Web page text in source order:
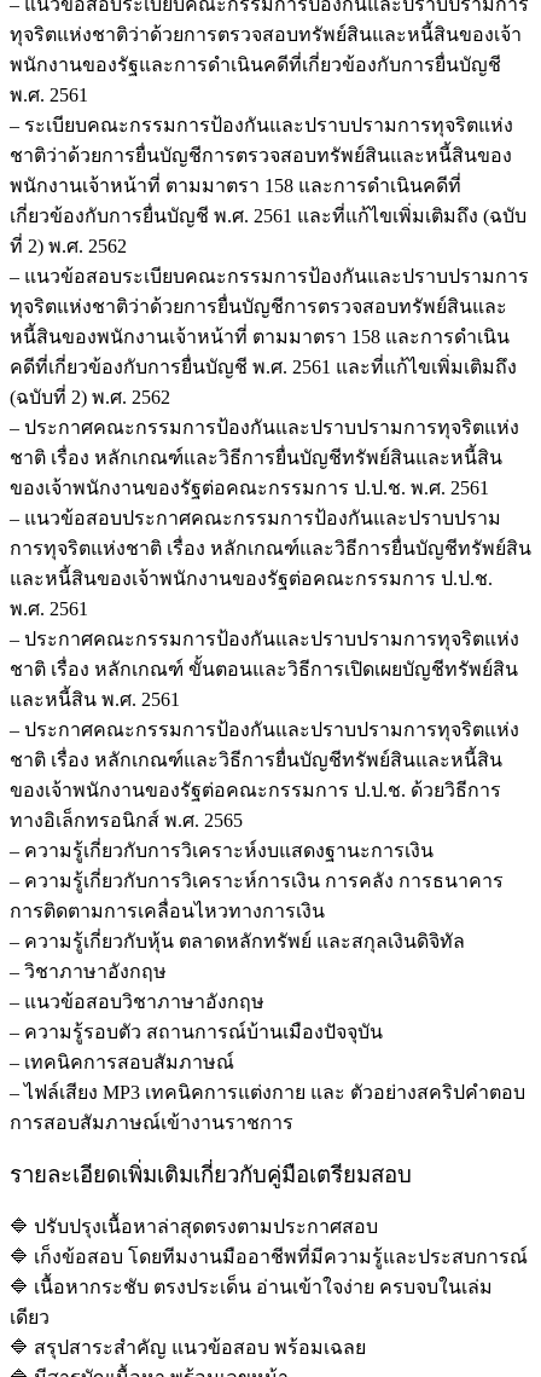
ทุจริตแห่งชาติว่าด้วยการตรวจสอบทรัพย์สินและหนี้สินของเจ้า
พนักงานของรัฐและการดำเนินคดีที่เกี่ยวข้องกับการยื่นบัญชี
พ.ศ. 2561
– ระเบียบคณะกรรมการป้องกันและปราบปรามการทุจริตแห่ง
ชาติว่าด้วยการยื่นบัญชีการตรวจสอบทรัพย์สินและหนี้สินของ
พนักงานเจ้าหน้าที่ ตามมาตรา 158 และการดำเนินคดีที่
เกี่ยวข้องกับการยื่นบัญชี พ.ศ. 2561 และที่แก้ไขเพิ่มเติมถึง (ฉบับ
ที่ 2) พ.ศ. 2562
– แนวข้อสอบระเบียบคณะกรรมการป้องกันและปราบปรามการ
ทุจริตแห่งชาติว่าด้วยการยื่นบัญชีการตรวจสอบทรัพย์สินและ
หนี้สินของพนักงานเจ้าหน้าที่ ตามมาตรา 158 และการดำเนิน
คดีที่เกี่ยวข้องกับการยื่นบัญชี พ.ศ. 2561 และที่แก้ไขเพิ่มเติมถึง
(ฉบับที่ 2) พ.ศ. 2562
– ประกาศคณะกรรมการป้องกันและปราบปรามการทุจริตแห่ง
ชาติ เรื่อง หลักเกณฑ์และวิธีการยื่นบัญชีทรัพย์สินและหนี้สิน
ของเจ้าพนักงานของรัฐต่อคณะกรรมการ ป.ป.ช. พ.ศ. 2561
– แนวข้อสอบประกาศคณะกรรมการป้องกันและปราบปราม
การทุจริตแห่งชาติ เรื่อง หลักเกณฑ์และวิธีการยื่นบัญชีทรัพย์สิน
และหนี้สินของเจ้าพนักงานของรัฐต่อคณะกรรมการ ป.ป.ช.
พ.ศ. 2561
– ประกาศคณะกรรมการป้องกันและปราบปรามการทุจริตแห่ง
ชาติ เรื่อง หลักเกณฑ์ ขั้นตอนและวิธีการเปิดเผยบัญชีทรัพย์สิน
และหนี้สิน พ.ศ. 2561
– ประกาศคณะกรรมการป้องกันและปราบปรามการทุจริตแห่ง
ชาติ เรื่อง หลักเกณฑ์และวิธีการยื่นบัญชีทรัพย์สินและหนี้สิน
ของเจ้าพนักงานของรัฐต่อคณะกรรมการ ป.ป.ช. ด้วยวิธีการ
ทางอิเล็กทรอนิกส์ พ.ศ. 2565
– ความรู้เกี่ยวกับการวิเคราะห์งบแสดงฐานะการเงิน
– ความรู้เกี่ยวกับการวิเคราะห์การเงิน การคลัง การธนาคาร
การติดตามการเคลื่อนไหวทางการเงิน
– ความรู้เกี่ยวกับหุ้น ตลาดหลักทรัพย์ และสกุลเงินดิจิทัล
– วิชาภาษาอังกฤษ
– แนวข้อสอบวิชาภาษาอังกฤษ
– ความรู้รอบตัว สถานการณ์บ้านเมืองปัจจุบัน
– เทคนิคการสอบสัมภาษณ์
– ไฟล์เสียง MP3 เทคนิคการแต่งกาย และ ตัวอย่างสคริปคำตอบ
การสอบสัมภาษณ์เข้างานราชการ
รายละเอียดเพิ่มเติมเกี่ยวกับคู่มือเตรียมสอบ
🔷 ปรับปรุงเนื้อหาล่าสุดตรงตามประกาศสอบ
🔷 เก็งข้อสอบ โดยทีมงานมืออาชีพที่มีความรู้และประสบการณ์
🔷 เนื้อหากระชับ ตรงประเด็น อ่านเข้าใจง่าย ครบจบในเล่ม
เดียว
🔷 สรุปสาระสำคัญ แนวข้อสอบ พร้อมเฉลย